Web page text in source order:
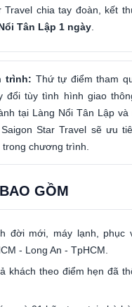
Travel chia tay đoàn, kết
Tân Lập 1 ngày.
trình: Thứ tự điểm tham
đổi tùy tình hình giao
tại Làng Nổi Tân Lập
Star Travel sẽ ưu
trong chương trình.
GỒM
đời mới, máy lạnh, phục
- Long An - TpHCM.
khách theo điểm hẹn đã